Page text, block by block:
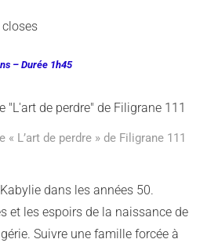
– Durée 1h45
L’art de perdre » de Filigrane 111
dans les années 50.
et les espoirs de la naissance de
Suivre une famille forcée à